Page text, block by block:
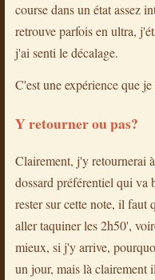
course dans un état assez
retrouve parfois en ultra,
j'ai senti le décalage.
C'est une expérience que
Y retourner ou pas?
Clairement, j'y retournerai
dossard préférentiel qui va
rester sur cette note, il faut
aller taquiner les 2h50',
mieux, si j'y arrive,
un jour, mais là clairement